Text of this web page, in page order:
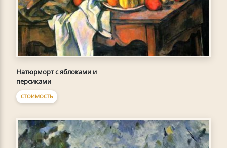
Натюрморт с яблоками и
персиками
СТОИМОСТЬ